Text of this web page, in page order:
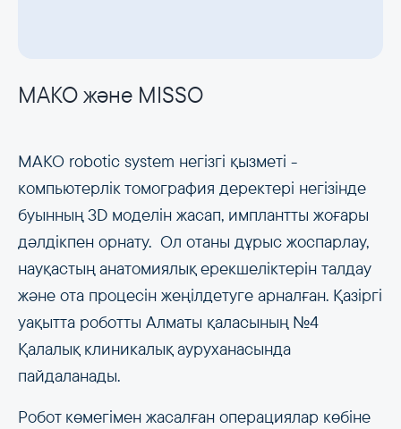
MAKO және MISSO
MAKO robotic system негізгі қызметі -
компьютерлік томография деректері негізінде
буынның 3D моделін жасап, имплантты жоғары
дәлдікпен орнату. Ол отаны дұрыс жоспарлау,
науқастың анатомиялық ерекшеліктерін талдау
және ота процесін жеңілдетуге арналған. Қазіргі
уақытта роботты Алматы қаласының №4
Қалалық клиникалық ауруханасында
пайдаланады.
Робот көмегімен жасалған операциялар көбіне